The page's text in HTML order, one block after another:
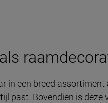
als
in een breed assortiment
past. Bovendien is deze